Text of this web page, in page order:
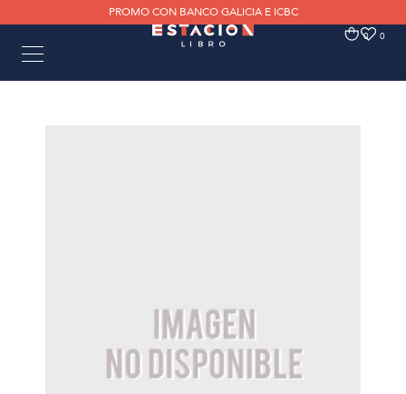
PROMO CON BANCO GALICIA E ICBC
0 0